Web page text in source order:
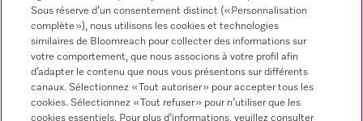
Informations légales
Sous réserve d’un consentement distinct (« Personnalisation
complète »), nous utilisons les cookies et technologies
similaires de Bloomreach pour collecter des informations sur
votre comportement, que nous associons à votre profil afin
d’adapter le contenu que nous vous présentons sur différents
canaux. Sélectionnez « Tout autoriser » pour accepter tous les
cookies. Sélectionnez « Tout refuser » pour n’utiliser que les
cookies essentiels. Pour plus d’informations, veuillez consulter